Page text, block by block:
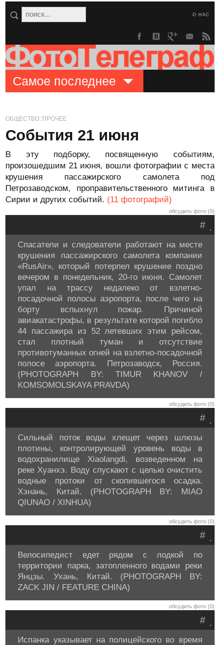
О НАС
Самое последнее
ОБЩЕСТВО::ПРОЧЕЕ
События 21 июня
В эту подборку, посвященную событиям,
произошедшим 21 июня, вошли фотографии с места
крушения пассажирского самолета под
Петрозаводском, проправительственного митинга в
Сирии и других событий. (11 фотографий)
обсудить фото (0)
.
#
Спасатели и следователи работают на месте
крушения пассажирского самолета компании
«RusAir», который потерпел крушение поздно
вечером в понедельник, 20-го июня. Самолет
упал на трассу недалеко от взлетно-
посадочной полосы аэропорта, после чего на
борту вспыхнул пожар. Причиной
авиакатастрофы, в результате которой погибло
44 пассажира из 52 летевших этим рейсом,
стал плотный туман и отсутствие
противотуманных огней на взлетно-посадочной
полосе аэропорта. Петрозаводск, Россия.
(PHOTOGRAPH BY: TIMUR KHANOV /
KOMSOMOLSKAYA PRAVDA)
обсудить фото (0)
.
#
Сильный поток воды хлещет через шлюзы
плотины, контролирующей уровень воды в
водохранилище Xiaolangdi, возведенном на
реке Хуанхэ. Воду спускают с целью очистить
водные протоки от скопившегося осадка.
Хэнань, Китай. (PHOTOGRAPH BY: MIAO
QIUNAO / XINHUA)
обсудить фото (0)
.
#
Велосипедист едет рядом с лодкой по
территории парка, затопленного водами реки
Янцзы. Ухань, Китай. (PHOTOGRAPH BY:
ZACK JIN / FEATURE CHINA)
обсудить фото (0)
.
#
Испанка указывает на полицейского во время